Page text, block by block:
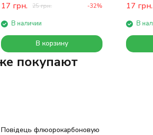
17 грн. 25грн. -32%
В наличии
В корзину
17 грн.
В
покупают
Повідець флюорокарбоновую